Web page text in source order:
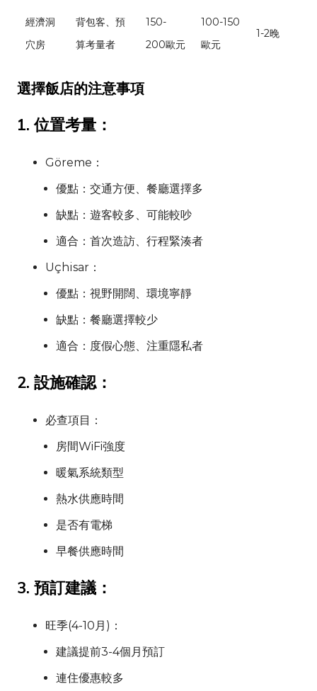
經濟洞
穴房
背包客、預
算考量者
150-
200歐元
100-150
歐元
1-2晚
選擇飯店的注意事項
1. 位置考量：
Göreme ：
優點：交通方便、餐廳選擇多
缺點：遊客較多、可能較吵
適合：首次造訪、行程緊湊者
Uçhisar ：
優點：視野開闊、環境寧靜
缺點：餐廳選擇較少
適合：度假心態、注重隱私者
2. 設施確認：
必查項目：
房間WiFi強度
暖氣系統類型
熱水供應時間
是否有電梯
早餐供應時間
3. 預訂建議：
旺季(4-10月)：
建議提前3-4個月預訂
連住優惠較多